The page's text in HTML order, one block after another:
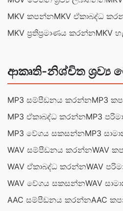
MKV කපන්නMKV ඒකාබද්ධ
MKV ප්‍රතිප්‍රමාණය කරන්නMKV
ආකෘති-නිශ්චිත ශ්‍රව්‍ය
MP3 සම්පීඩනය කරන්නMP3
MP3 ඒකාබද්ධ කරන්නMP3
MP3 වේගය සකසන්නMP3
WAV සම්පීඩනය කරන්නWAV
WAV ඒකාබද්ධ කරන්නWAV
WAV වේගය සකසන්නWAV
AAC සම්පීඩනය කරන්නAAC